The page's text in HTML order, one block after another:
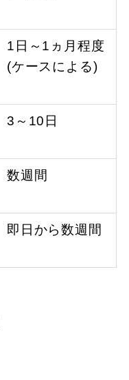
1日～1ヵ月程度
(ケースによる)
3～10日
数週間
即日から数週間